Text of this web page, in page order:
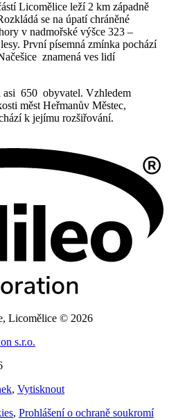
Licomělice leží 2 km západně
se na úpatí chráněné
v nadmořské výšce 323 –
První písemná zmínka pochází
znamená ves lidí
asi 650 obyvatel. Vzhledem
měst Heřmanův Městec,
k jejímu rozšiřování.
Licomělice © 2026
s.r.o.
, Vytisknout
, Prohlášení o ochraně soukromí